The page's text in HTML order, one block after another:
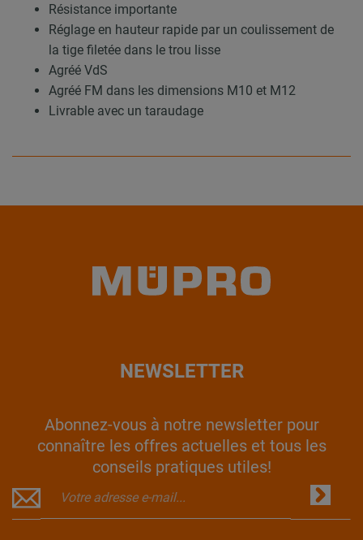
Résistance importante
Réglage en hauteur rapide par un coulissement de
la tige filetée dans le trou lisse
Agréé VdS
Agréé FM dans les dimensions M10 et M12
Livrable avec un taraudage
NEWSLETTER
Abonnez-vous à notre newsletter pour
connaître les offres actuelles et tous les
conseils pratiques utiles!